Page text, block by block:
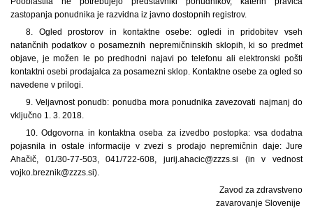
zastopanja ponudnika je razvidna iz javno dostopnih registrov.
8. Ogled prostorov in kontaktne osebe: ogledi in pridobitev vseh
natančnih podatkov o posameznih nepremičninskih sklopih, ki so predmet
objave, je možen le po predhodni najavi po telefonu ali elektronski pošti
kontaktni osebi prodajalca za posamezni sklop. Kontaktne osebe za ogled so
navedene v prilogi.
9. Veljavnost ponudb: ponudba mora ponudnika zavezovati najmanj do
vključno 1. 3. 2018.
10. Odgovorna in kontaktna oseba za izvedbo postopka: vsa dodatna
pojasnila in ostale informacije v zvezi s prodajo nepremičnin daje: Jure
Ahačič, 01/30-77-503, 041/722-608, jurij.ahacic@zzzs.si (in v vednost
vojko.breznik@zzzs.si).
Zavod za zdravstveno
zavarovanje Slovenije